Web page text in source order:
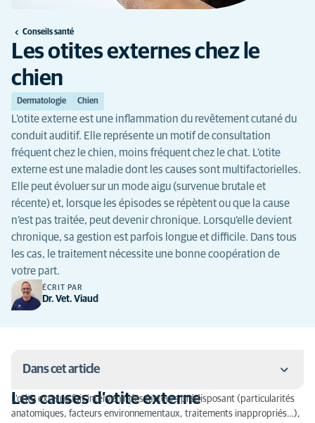
Conseils santé
Les otites externes chez le
chien
Dermatologie Chien
L’otite externe est une inflammation du revêtement cutané du
conduit auditif. Elle représente un motif de consultation
fréquent chez le chien, moins fréquent chez le chat. L’otite
externe est une maladie dont les causes sont multifactorielles.
Elle peut évoluer sur un mode aigu (survenue brutale et
récente) et, lorsque les épisodes se répètent ou que la cause
n’est pas traitée, peut devenir chronique. Lorsqu’elle devient
chronique, sa gestion est parfois longue et difficile. Dans tous
les cas, le traitement nécessite une bonne coopération de
votre part.
ÉCRIT PAR
Dr. Vet. Viaud
Dans cet article
Les causes d’otite externe
Les causes d’otite externe
L’otite externe fait intervenir des facteurs prédisposant (particularités
anatomiques, facteurs environnementaux, traitements inappropriés…),